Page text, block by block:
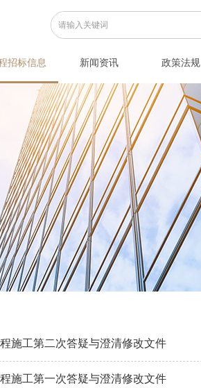
招标信息 新闻资讯 政策法规
施工第二次答疑与澄清修改文件
施工第一次答疑与澄清修改文件